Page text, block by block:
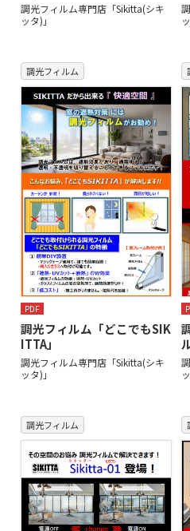
調光フィルム専門店「Sikitta(シキ
ッタ)」
調光フィルム
PDF
調光フィルム「どこでもSIK
ITTA」
調光フィルム専門店「Sikitta(シキ
ッタ)」
調光フィルム